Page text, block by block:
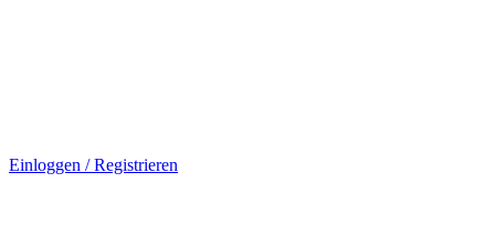
Einloggen / Registrieren